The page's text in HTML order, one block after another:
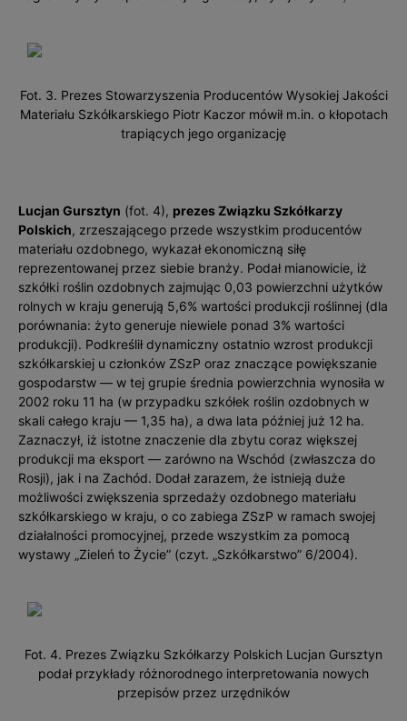
Fot. 3. Prezes Stowarzyszenia Producentów Wysokiej Jakoś­ci
Materiału Szkółkarskiego Piotr Kaczor mówił m.in. o kłopotach
trapiących jego organizację
Lucjan Gursztyn (fot. 4), prezes Związku Szkółkarzy
Polskich, zrzeszającego przede wszystkim producentów
materiału ozdobnego, wykazał ekonomiczną siłę
reprezentowanej przez siebie branży. Podał mianowicie, iż
szkółki roślin ozdobnych zajmując 0,03 powierzchni użytków
rolnych w kraju generują 5,6% wartości produkcji roślinnej (dla
porównania: żyto generuje niewiele ponad 3% wartości
produkcji). Podkreślił dynamiczny ostatnio wzrost produkcji
szkółkarskiej u członków ZSzP oraz znaczące powiększanie
gospodarstw — w tej grupie średnia powierzchnia wynosiła w
2002 roku 11 ha (w przypadku szkółek roślin ozdobnych w
skali całego kraju — 1,35 ha), a dwa lata później już 12 ha.
Zaznaczył, iż istotne znaczenie dla zbytu coraz większej
produkcji ma eksport — zarówno na Wschód (zwłaszcza do
Rosji), jak i na Zachód. Dodał zarazem, że istnieją duże
możliwości zwiększenia sprzedaży ozdobnego materiału
szkółkarskiego w kraju, o co zabiega ZSzP w ramach swojej
działalności promocyjnej, przede wszystkim za pomocą
wystawy „Zieleń to Życie” (czyt. „Szkółkarstwo” 6/2004).
Fot. 4. Prezes Związku Szkółkarzy Polskich Lucjan Gursztyn
podał przykłady różnorodnego interpretowania nowych
przepisów przez urzędników